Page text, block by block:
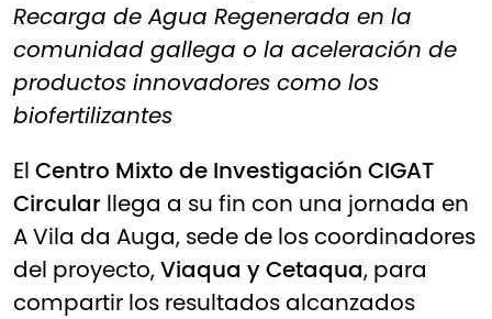
Recarga de Agua Regenerada en la
comunidad gallega o la aceleración de
productos innovadores como los
biofertilizantes
El Centro Mixto de Investigación CIGAT
Circular llega a su fin con una jornada en
A Vila da Auga, sede de los coordinadores
del proyecto,Viaqua yCetaqua, para
compartir los resultados alcanzados